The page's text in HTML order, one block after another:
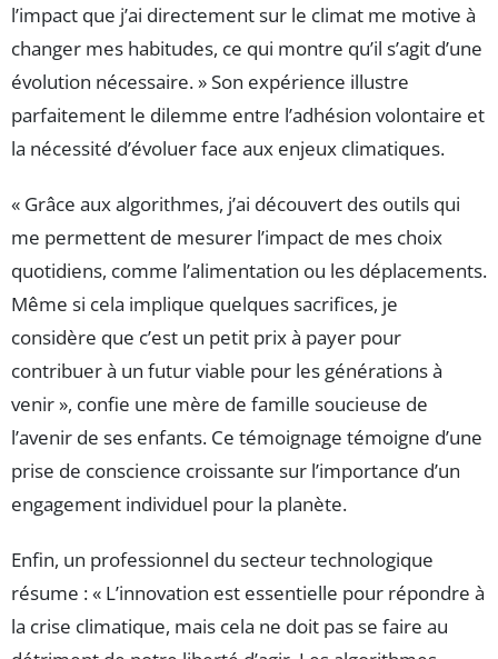
l’impact que j’ai directement sur le climat me motive à
changer mes habitudes, ce qui montre qu’il s’agit d’une
évolution nécessaire. » Son expérience illustre
parfaitement le dilemme entre l’adhésion volontaire et
la nécessité d’évoluer face aux enjeux climatiques.
« Grâce aux algorithmes, j’ai découvert des outils qui
me permettent de mesurer l’impact de mes choix
quotidiens, comme l’alimentation ou les déplacements.
Même si cela implique quelques sacrifices, je
considère que c’est un petit prix à payer pour
contribuer à un futur viable pour les générations à
venir », confie une mère de famille soucieuse de
l’avenir de ses enfants. Ce témoignage témoigne d’une
prise de conscience croissante sur l’importance d’un
engagement individuel pour la planète.
Enfin, un professionnel du secteur technologique
résume : « L’innovation est essentielle pour répondre à
la crise climatique, mais cela ne doit pas se faire au